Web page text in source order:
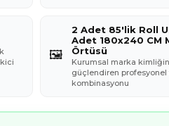
🖼️
2 Adet 85'lik Roll
Adet 180x240 CM
Örtüsü
Kurumsal marka
güçlendiren profesyonel
kombinasyonu